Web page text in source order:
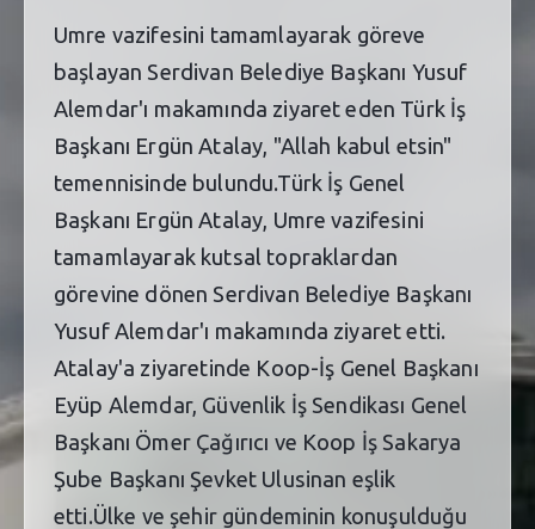
Umre vazifesini tamamlayarak göreve
başlayan Serdivan Belediye Başkanı Yusuf
Alemdar'ı makamında ziyaret eden Türk İş
Başkanı Ergün Atalay, "Allah kabul etsin"
temennisinde bulundu.Türk İş Genel
Başkanı Ergün Atalay, Umre vazifesini
tamamlayarak kutsal topraklardan
görevine dönen Serdivan Belediye Başkanı
Yusuf Alemdar'ı makamında ziyaret etti.
Atalay'a ziyaretinde Koop-İş Genel Başkanı
Eyüp Alemdar, Güvenlik İş Sendikası Genel
Başkanı Ömer Çağırıcı ve Koop İş Sakarya
Şube Başkanı Şevket Ulusinan eşlik
etti.Ülke ve şehir gündeminin konuşulduğu
ATIK YÖNETIM
PLANETARYUM